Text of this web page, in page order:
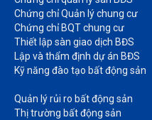
Chứng chỉ Quản lý chung cư​
Chứng chỉ BQT chung cư​
Thiết lập sàn giao dịch BĐS​
Lập và thẩm định dự án BĐS​
Kỹ năng đào tạo bất động sản​
Quản lý rủi ro bất động sản​
Thị trường bất động sản​